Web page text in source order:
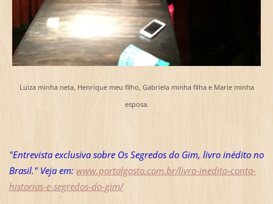
Luiza minha neta, Henrique meu filho, Gabriela minha filha e Marie minha
esposa.
"Entrevista exclusiva sobre Os Segredos do Gim, livro inédito no
Brasil." Veja em: www.portalgosto.com.br/livro-inedito-conta-
historias-e-segredos-do-gim/